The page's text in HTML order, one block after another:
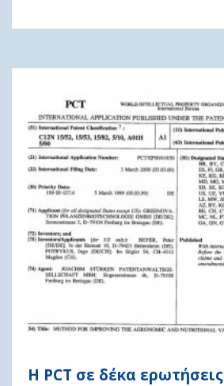
H PCT σε δέκα ερωτήσεις